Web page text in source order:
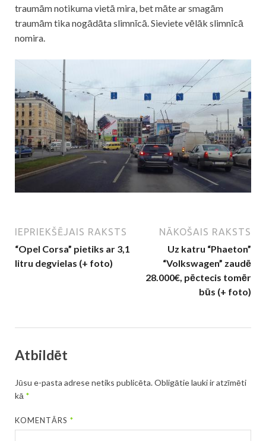
traumām notikuma vietā mira, bet māte ar smagām
traumām tika nogādāta slimnīcā. Sieviete vēlāk slimnīcā
nomira.
IEPRIEKŠĒJAIS RAKSTS
“Opel Corsa” pietiks ar 3,1
litru degvielas (+ foto)
NĀKOŠAIS RAKSTS
Uz katru “Phaeton”
“Volkswagen” zaudē
28.000€, pēctecis tomēr
būs (+ foto)
Atbildēt
Jūsu e-pasta adrese netiks publicēta.Obligātie lauki ir atzīmēti
kā *
KOMENTĀRS*